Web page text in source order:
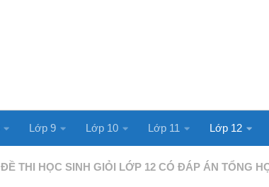
Lớp 9 Lớp 10 Lớp 11 Lớp 12
ĐỀ THI HỌC SINH GIỎI LỚP 12 CÓ ĐÁP ÁN TỔNG